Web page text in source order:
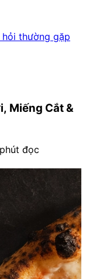
hỏi thường gặp
Miếng Cắt &
đọc